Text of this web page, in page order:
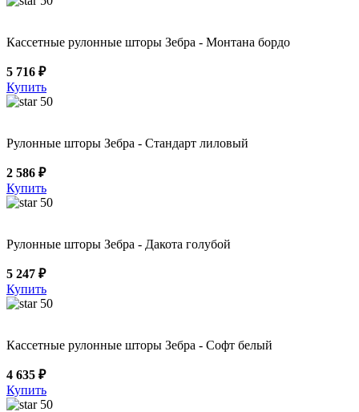
Кассетные рулонные шторы Зебра - Монтана бордо
5 716 ₽
Купить
50
Рулонные шторы Зебра - Стандарт лиловый
2 586 ₽
Купить
50
Рулонные шторы Зебра - Дакота голубой
5 247 ₽
Купить
50
Кассетные рулонные шторы Зебра - Софт белый
4 635 ₽
Купить
50